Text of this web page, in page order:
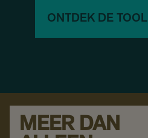
ONTDEK DE TOOL
MEER DAN